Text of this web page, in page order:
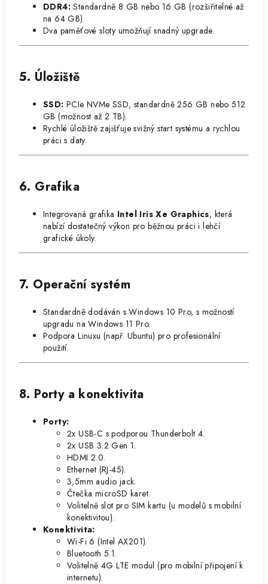
DDR4: Standardně 8 GB nebo 16 GB (rozšiřitelné až
na 64 GB).
Dva paměťové sloty umožňují snadný upgrade.
5. Úložiště
SSD: PCIe NVMe SSD, standardně 256 GB nebo 512
GB (možnost až 2 TB).
Rychlé úložiště zajišťuje svižný start systému a rychlou
práci s daty.
6. Grafika
Integrovaná grafika Intel Iris Xe Graphics, která
nabízí dostatečný výkon pro běžnou práci i lehčí
grafické úkoly.
7. Operační systém
Standardně dodáván s Windows 10 Pro, s možností
upgradu na Windows 11 Pro.
Podpora Linuxu (např. Ubuntu) pro profesionální
použití.
8. Porty a konektivita
Porty:
2x USB-C s podporou Thunderbolt 4.
2x USB 3.2 Gen 1.
HDMI 2.0.
Ethernet (RJ-45).
3,5mm audio jack.
Čtečka microSD karet.
Volitelně slot pro SIM kartu (u modelů s mobilní
konektivitou).
Konektivita:
Wi-Fi 6 (Intel AX201).
Bluetooth 5.1.
Volitelně 4G LTE modul (pro mobilní připojení k
internetu).